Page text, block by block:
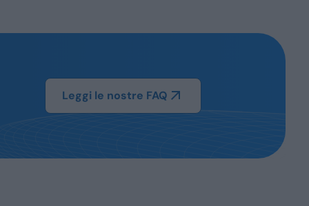
Leggi le nostre FAQ